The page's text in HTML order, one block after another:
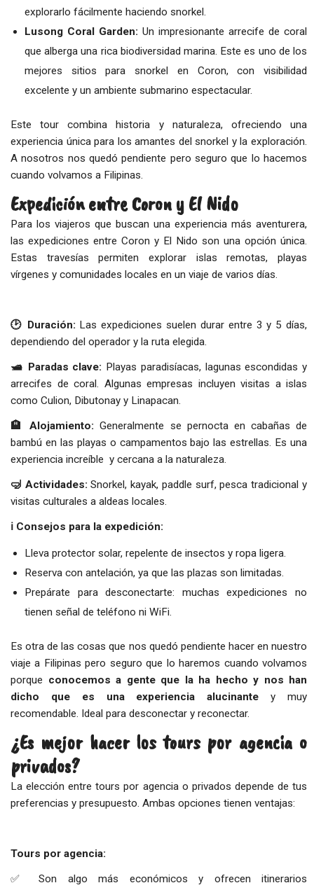
explorarlo fácilmente haciendo snorkel.
Lusong Coral Garden: Un impresionante arrecife de coral
que alberga una rica biodiversidad marina. Este es uno de los
mejores sitios para snorkel en Coron, con visibilidad
excelente y un ambiente submarino espectacular.
Este tour combina historia y naturaleza, ofreciendo una
experiencia única para los amantes del snorkel y la exploración.
A nosotros nos quedó pendiente pero seguro que lo hacemos
cuando volvamos a Filipinas.
Expedición entre Coron y El Nido
Para los viajeros que buscan una experiencia más aventurera,
las expediciones entre Coron y El Nido son una opción única.
Estas travesías permiten explorar islas remotas, playas
vírgenes y comunidades locales en un viaje de varios días.
🕑 Duración: Las expediciones suelen durar entre 3 y 5 días,
dependiendo del operador y la ruta elegida.
🛥️ Paradas clave: Playas paradisíacas, lagunas escondidas y
arrecifes de coral. Algunas empresas incluyen visitas a islas
como Culion, Dibutonay y Linapacan.
🏨 Alojamiento: Generalmente se pernocta en cabañas de
bambú en las playas o campamentos bajo las estrellas. Es una
experiencia increíble y cercana a la naturaleza.
🤿 Actividades: Snorkel, kayak, paddle surf, pesca tradicional y
visitas culturales a aldeas locales.
ℹ️ Consejos para la expedición:
Lleva protector solar, repelente de insectos y ropa ligera.
Reserva con antelación, ya que las plazas son limitadas.
Prepárate para desconectarte: muchas expediciones no
tienen señal de teléfono ni WiFi.
Es otra de las cosas que nos quedó pendiente hacer en nuestro
viaje a Filipinas pero seguro que lo haremos cuando volvamos
porque conocemos a gente que la ha hecho y nos han
dicho que es una experiencia alucinante y muy
recomendable. Ideal para desconectar y reconectar.
¿Es mejor hacer los tours por agencia o
privados?
La elección entre tours por agencia o privados depende de tus
preferencias y presupuesto. Ambas opciones tienen ventajas:
Tours por agencia:
✅ Son algo más económicos y ofrecen itinerarios